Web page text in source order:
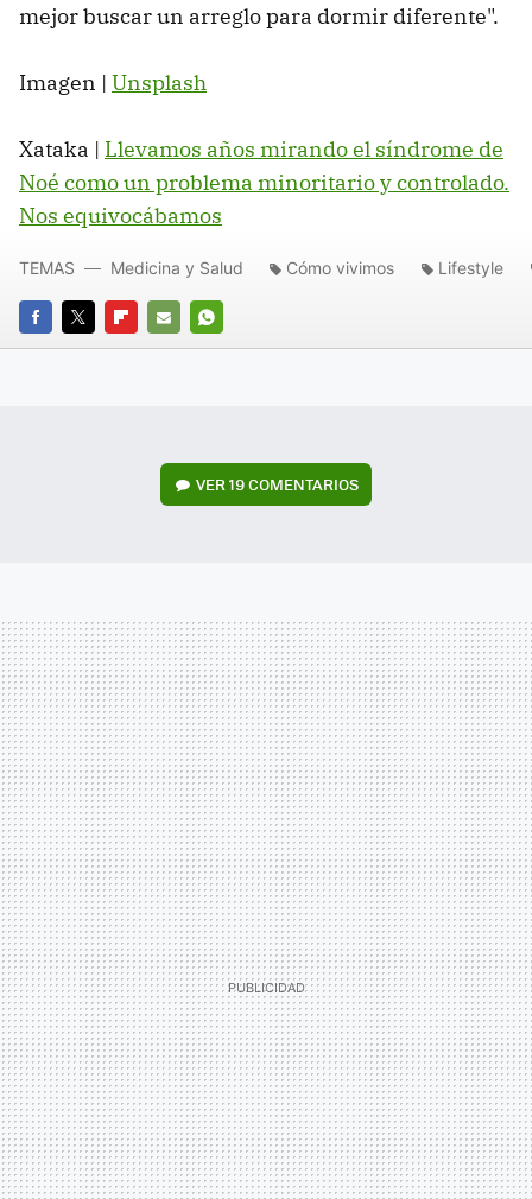
mejor buscar un arreglo para dormir diferente".
Imagen | Unsplash
Xataka | Llevamos años mirando el síndrome de
Noé como un problema minoritario y controlado.
Nos equivocábamos
FACEBOOK
TWITTERFLIPBOARD
E-
WHATSAPP
TEMAS Medicina y Salud Cómo vivimos Lifestyle
VER19 COMENTARIOS